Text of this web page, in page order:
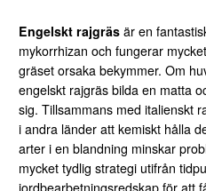
Engelskt rajgräs är en
mykorrhizan och fungerar
gräset orsaka bekymmer. Om
engelskt rajgräs bilda en matta
sig. Tillsammans med italienskt
i andra länder att kemiskt hålla
arter i en blandning minskar
mycket tydlig strategi utifrån
jordbearbetningsredskap för att